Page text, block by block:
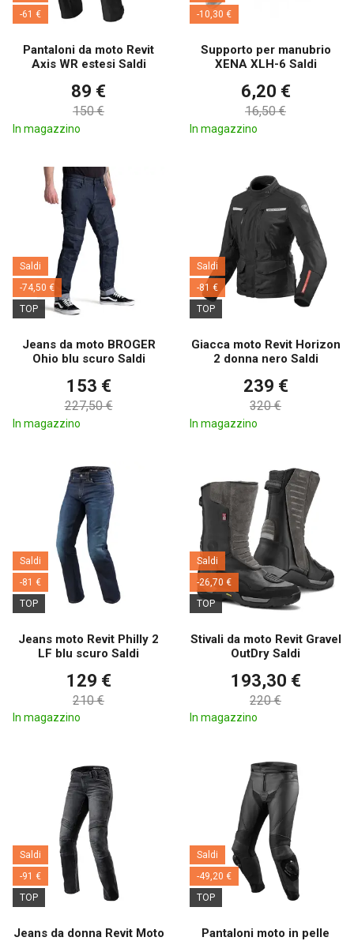
-61 €
Pantaloni da moto Revit
Axis WR estesi Saldi
89 €
150 €
In magazzino
-10,30 €
Supporto per manubrio
XENA XLH-6 Saldi
6,20 €
16,50 €
In magazzino
Saldi
-74,50 €
TOP
Jeans da moto BROGER
Ohio blu scuro Saldi
153 €
227,50 €
In magazzino
Saldi
-81 €
TOP
Giacca moto Revit Horizon
2 donna nero Saldi
239 €
320 €
In magazzino
Saldi
-81 €
TOP
Jeans moto Revit Philly 2
LF blu scuro Saldi
129 €
210 €
In magazzino
Saldi
-26,70 €
TOP
Stivali da moto Revit Gravel
OutDry Saldi
193,30 €
220 €
In magazzino
Saldi
-91 €
TOP
Jeans da donna Revit Moto
Saldi
-49,20 €
TOP
Pantaloni moto in pelle